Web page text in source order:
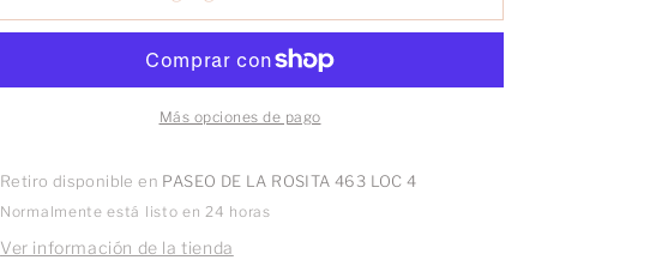
Almeja
Almeja
par
Más opciones de pago
Retiro disponible en PASEO DE LA ROSITA 463 LOC 4
Normalmente está listo en 24 horas
Ver información de la tienda